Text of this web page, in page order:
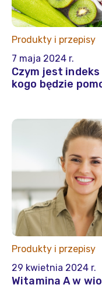
Produkty i przepisy
7 maja 2024 r.
Czym jest
kogo będzie
Produkty i przepisy
29 kwietnia 2024 r.
Witamina A w